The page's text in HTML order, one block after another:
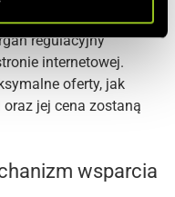
terminie wcześniej
regulacyjny
internetowej.
oferty, jak
jej cena zostaną
wsparcia